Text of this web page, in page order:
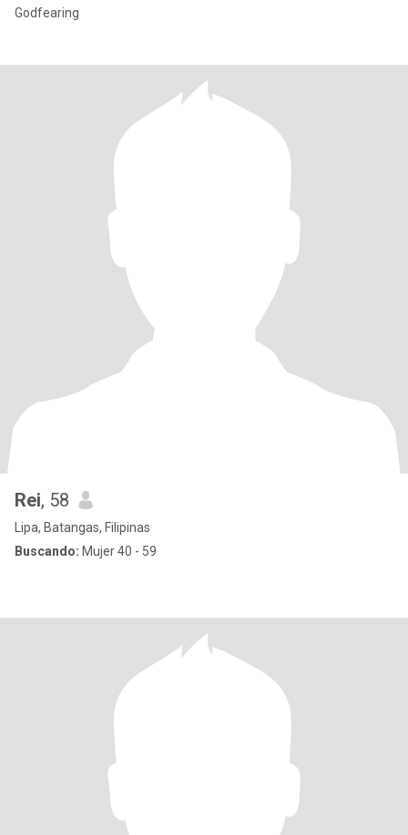
Godfearing
Rei, 58
Lipa, Batangas, Filipinas
Buscando: Mujer 40 - 59